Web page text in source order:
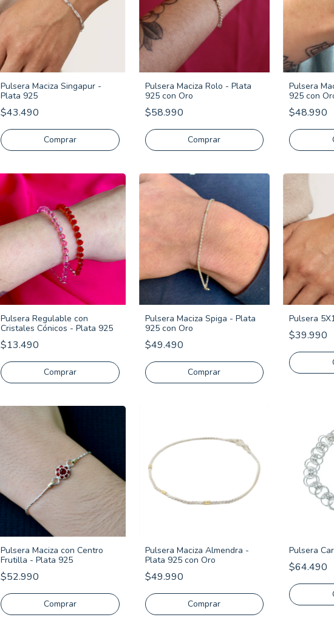
Pulsera Maciza Singapur -
Plata 925
$43.490
Comprar
Pulsera Maciza Rolo - Plata
925 con Oro
$58.990
Comprar
Pulsera
925 con
$48.990
Pulsera Regulable con
Cristales Cónicos - Plata 925
$13.490
Comprar
Pulsera Maciza Spiga - Plata
925 con Oro
$49.490
Comprar
Pulsera
$39.990
Pulsera Maciza con Centro
Frutilla - Plata 925
$52.990
Comprar
Pulsera Maciza Almendra -
Plata 925 con Oro
$49.990
Comprar
Pulsera
$64.490